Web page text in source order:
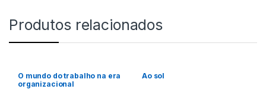
Produtos relacionados
O mundo do trabalho na era
organizacional
Ao sol